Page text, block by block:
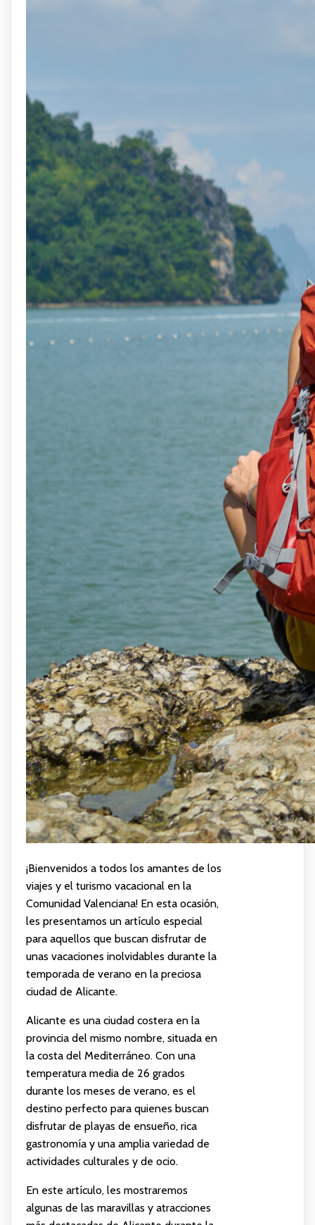
¡Bienvenidos a todos los amantes de los
viajes y el turismo vacacional en la
Comunidad Valenciana! En esta ocasión,
les presentamos un artículo especial
para aquellos que buscan disfrutar de
unas vacaciones inolvidables durante la
temporada de verano en la preciosa
ciudad de Alicante.
Alicante es una ciudad costera en la
provincia del mismo nombre, situada en
la costa del Mediterráneo. Con una
temperatura media de 26 grados
durante los meses de verano, es el
destino perfecto para quienes buscan
disfrutar de playas de ensueño, rica
gastronomía y una amplia variedad de
actividades culturales y de ocio.
En este artículo, les mostraremos
algunas de las maravillas y atracciones